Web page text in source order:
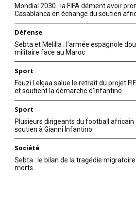
Mondial 2030 : la FIFA dément avoir
Casablanca en échange du soutien
Défense
Sebta et Melilla : l’armée espagnole
militaire face au Maroc
Sport
Fouzi Lekjaa salue le retrait du projet
et soutient la démarche d’Infantino
Sport
Plusieurs dirigeants du football
soutien à Gianni Infantino
Société
Sebta : le bilan de la tragédie
morts